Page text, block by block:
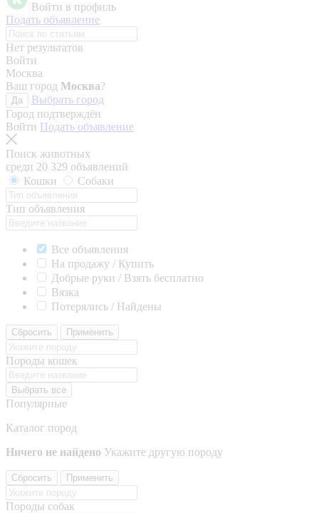
Войти в профиль
Подать объявление
Нет результатов
Войти
Москва
Ваш город Москва?
Да
Выбрать город
Город подтверждён
Войти Подать объявление
Поиск животных
среди 20 329 объявлений
Кошки
Собаки
Тип объявления
Все объявления
На продажу / Купить
Добрые руки / Взять бесплатно
Вязка
Потерялись / Найдены
Сбросить Применить
Породы кошек
Выбрать все
Популярные
Каталог пород
Ничего не найдено Укажите другую породу
Сбросить Применить
Породы собак